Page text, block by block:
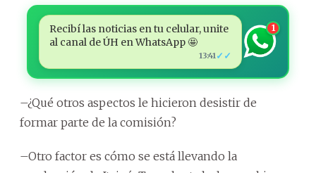
Recibí las noticias en tu celular, unite
al canal de ÚH en WhatsApp 🤩
13:41 ✓✓
1
–¿Qué otros aspectos le hicieron desistir de
formar parte de la comisión?
–Otro factor es cómo se está llevando la